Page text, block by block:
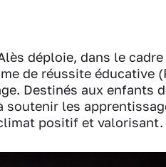
déploie, dans le
de réussite éducative
Destinés aux enfants
soutenir les
positif et valorisant.